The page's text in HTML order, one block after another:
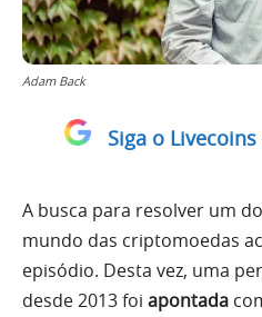
Adam Back
Siga o
A busca para resolver um
mundo das criptomoedas
episódio. Desta vez, uma
desde 2013 foi apontada